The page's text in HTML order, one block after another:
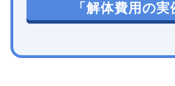
「解体費用の